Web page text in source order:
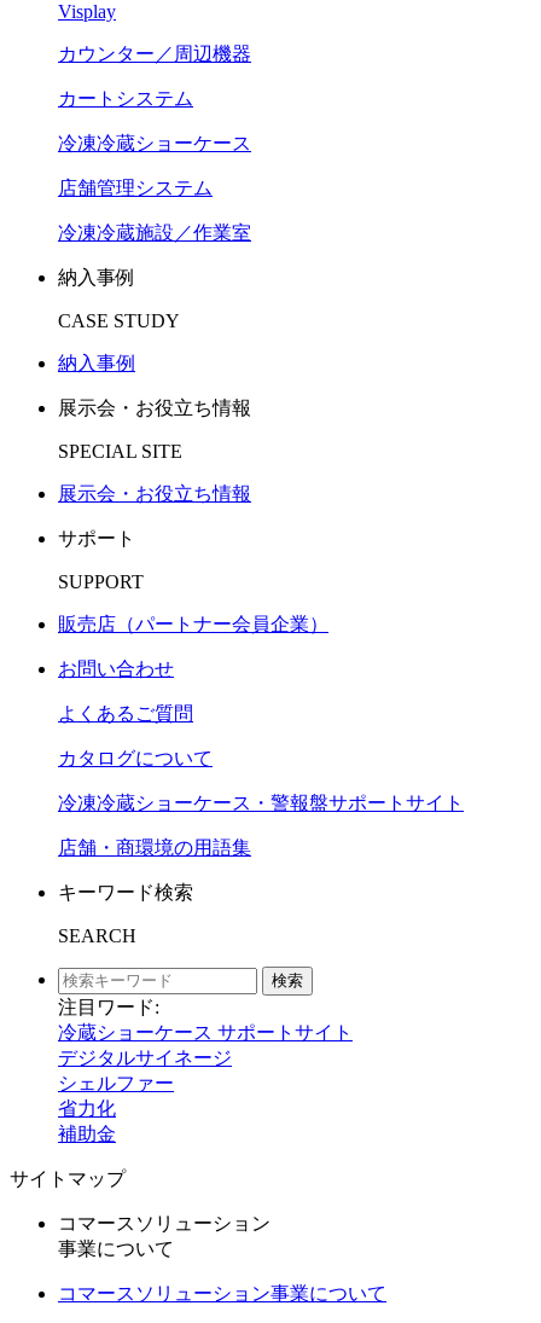
Visplay
カウンター／周辺機器
カートシステム
冷凍冷蔵ショーケース
店舗管理システム
冷凍冷蔵施設／作業室
納入事例
CASE STUDY
納入事例
展示会・お役立ち情報
SPECIAL SITE
展示会・お役立ち情報
サポート
SUPPORT
販売店（パートナー会員企業）
お問い合わせ
よくあるご質問
カタログについて
冷凍冷蔵ショーケース・警報盤サポートサイト
店舗・商環境の用語集
キーワード検索
SEARCH
検索
注目ワード:
冷蔵ショーケース サポートサイト
デジタルサイネージ
シェルファー
省力化
補助金
サイトマップ
コマースソリューション
事業について
コマースソリューション事業について